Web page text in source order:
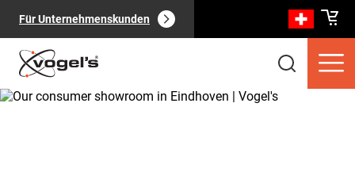
Für Unternehmenskunden